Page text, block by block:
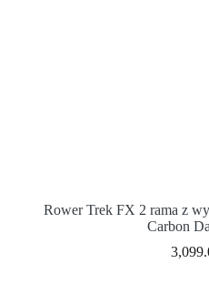
Rower Trek FX 2 rama z
Carbon